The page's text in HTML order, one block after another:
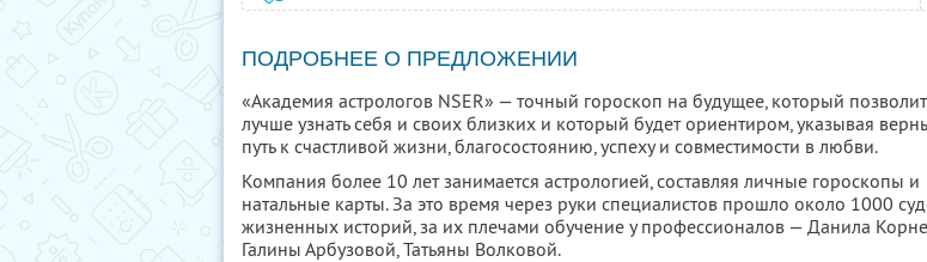
ПОДРОБНЕЕ О ПРЕДЛОЖЕНИИ
«Академия астрологов NSER» — точный гороскоп на будущее, который позволит
лучше узнать себя и своих близких и который будет ориентиром, указывая
путь к счастливой жизни, благосостоянию, успеху и совместимости в любви.
Компания более 10 лет занимается астрологией, составляя личные гороскопы и
натальные карты. За это время через руки специалистов прошло около 1000
жизненных историй, за их плечами обучение у профессионалов — Данила
Галины Арбузовой, Татьяны Волковой.